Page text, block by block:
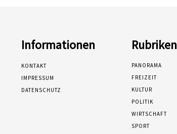
Informationen
KONTAKT
IMPRESSUM
DATENSCHUTZ
Rubriken
PANORAMA
FREIZEIT
KULTUR
POLITIK
WIRTSCHAFT
SPORT